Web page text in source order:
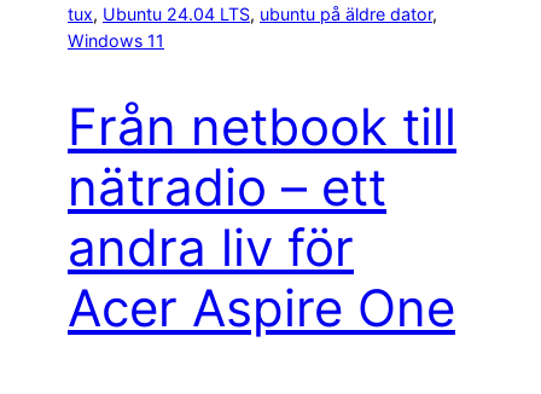
tux, Ubuntu 24.04 LTS, ubuntu på äldre dator
Windows 11
Från netbook till
nätradio – ett
andra liv för
Acer Aspire One